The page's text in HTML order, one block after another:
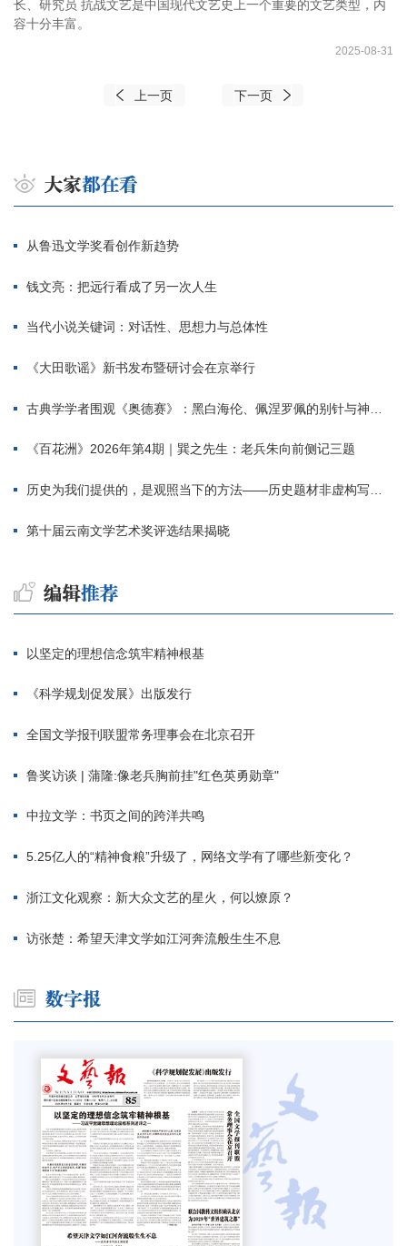
长、研究员 抗战文艺是中国现代文艺史上一个重要的文艺类型，内
容十分丰富。
2025-08-31
上一页 下一页
从鲁迅文学奖看创作新趋势
钱文亮：把远行看成了另一次人生
当代小说关键词：对话性、思想力与总体性
《大田歌谣》新书发布暨研讨会在京举行
古典学学者围观《奥德赛》：黑白海伦、佩涅罗佩的别针与神秘入侵者
《百花洲》2026年第4期｜巽之先生：老兵朱向前侧记三题
历史为我们提供的，是观照当下的方法——历史题材非虚构写作多人谈
第十届云南文学艺术奖评选结果揭晓
以坚定的理想信念筑牢精神根基
《科学规划促发展》出版发行
全国文学报刊联盟常务理事会在北京召开
鲁奖访谈 | 蒲隆:像老兵胸前挂"红色英勇勋章"
中拉文学：书页之间的跨洋共鸣
5.25亿人的“精神食粮”升级了，网络文学有了哪些新变化？
浙江文化观察：新大众文艺的星火，何以燎原？
访张楚：希望天津文学如江河奔流般生生不息